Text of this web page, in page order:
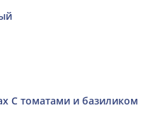
С томатами и базиликом